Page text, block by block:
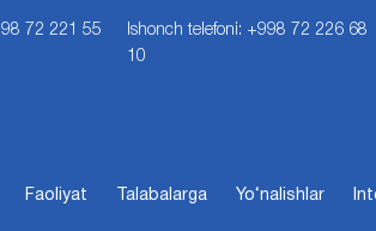
72 221 55
Ishonch telefoni: +998 72 226 68
10
Faoliyat Talabalarga Yo‘nalishlar